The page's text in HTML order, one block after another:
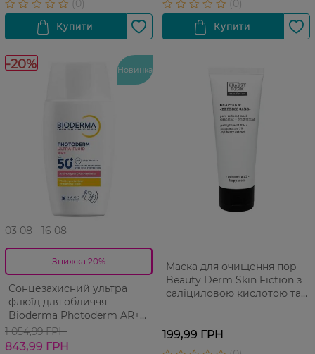
-20% Новинка
03 08 - 16 08
Знижка 20%
Сонцезахисний ультра
флюїд для обличчя
Bioderma Photoderm AR+
SPF50+ від почервоніння 40
мл
1 054,99 ГРН
843,99 ГРН
Mаска для очищення пор
Beauty Derm Skin Fiction з
саліциловою кислотою та
199,99 ГРН